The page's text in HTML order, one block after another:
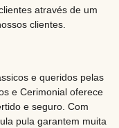
através de um
clientes.
e queridos pelas
e Cerimonial oferece
e seguro. Com
pula garantem muita